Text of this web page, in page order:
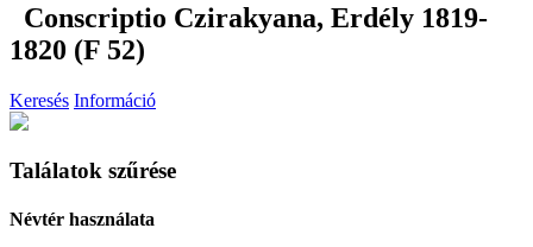
Conscriptio Czirakyana, Erdély 1819-
1820 (F 52)
Keresés Információ
Találatok szűrése
Névtér használata